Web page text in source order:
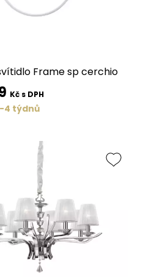
Frame sp cerchio
Kč s DPH
4 týdnů